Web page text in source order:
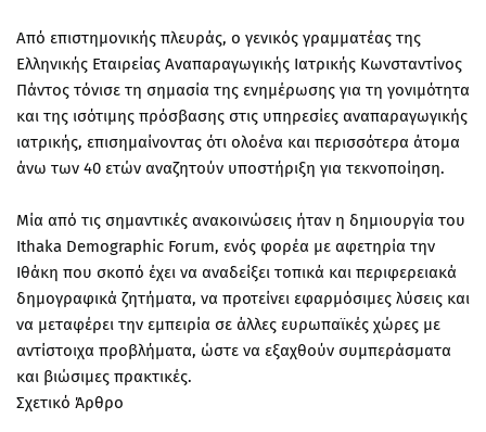
Από επιστημονικής πλευράς, ο γενικός γραμματέας της
Ελληνικής Εταιρείας Αναπαραγωγικής Ιατρικής Κωνσταντίνος
Πάντος τόνισε τη σημασία της ενημέρωσης για τη γονιμότητα
και της ισότιμης πρόσβασης στις υπηρεσίες αναπαραγωγικής
ιατρικής, επισημαίνοντας ότι ολοένα και περισσότερα άτομα
άνω των 40 ετών αναζητούν υποστήριξη για τεκνοποίηση.
Μία από τις σημαντικές ανακοινώσεις ήταν η δημιουργία του
Ιthaka Demographic Forum, ενός φορέα με αφετηρία την
Ιθάκη που σκοπό έχει να αναδείξει τοπικά και περιφερειακά
δημογραφικά ζητήματα, να προτείνει εφαρμόσιμες λύσεις και
να μεταφέρει την εμπειρία σε άλλες ευρωπαϊκές χώρες με
αντίστοιχα προβλήματα, ώστε να εξαχθούν συμπεράσματα
και βιώσιμες πρακτικές.
Σχετικό Άρθρο